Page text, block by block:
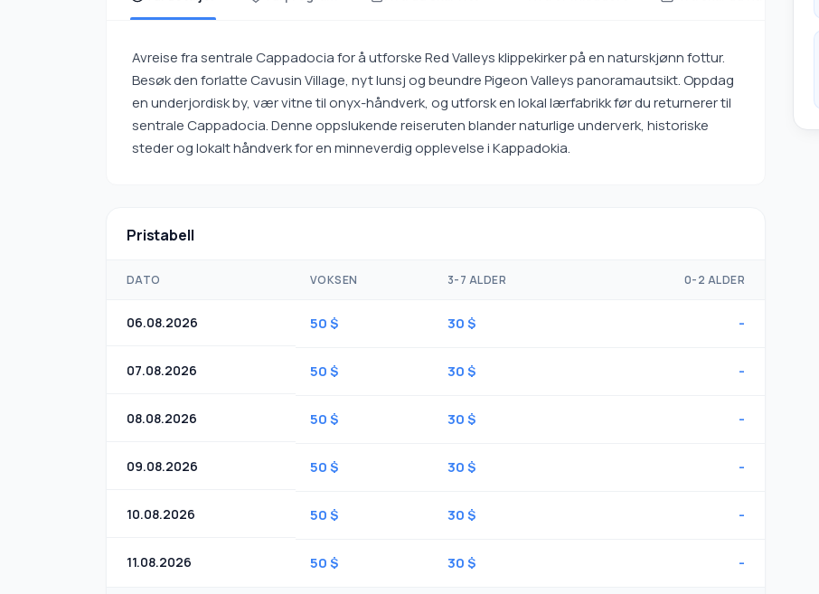
Avreise fra sentrale Cappadocia for å utforske Red Valleys klippekirker på en naturskjønn fottur.
Besøk den forlatte Cavusin Village, nyt lunsj og beundre Pigeon Valleys panoramautsikt. Oppdag
en underjordisk by, vær vitne til onyx-håndverk, og utforsk en lokal lærfabrikk før du returnerer til
sentrale Cappadocia. Denne oppslukende reiseruten blander naturlige underverk, historiske
steder og lokalt håndverk for en minneverdig opplevelse i Kappadokia.
Pristabell
DATO VOKSEN 3-7 ALDER 0-2 ALDER
06.08.2026 50 $ 30 $ -
07.08.2026 50 $ 30 $ -
08.08.2026 50 $ 30 $ -
09.08.2026 50 $ 30 $ -
10.08.2026 50 $ 30 $ -
11.08.2026 50 $ 30 $ -